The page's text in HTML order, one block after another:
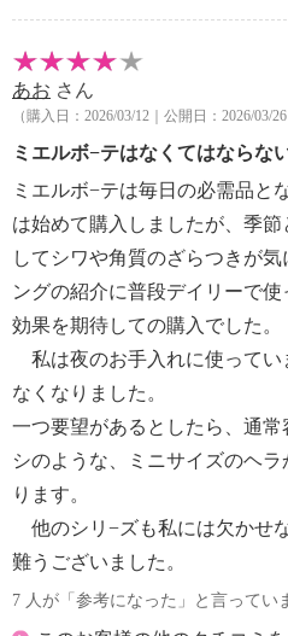
汁、グリセリン、ローヤルゼ
エキス、カミツレ花エキス、
ソメイヨシノ葉エキス、レシ
【使用上の注意事項】
・お肌／唇に合わない場合、
中止して下さい。
・目に入ったときは、直ちに
感が残る場合は、眼科医に相
・使用後は、必ずしっかりフ
・乳幼児の手の届かない場所
・極端に高温又は低温の場所
には保管しないで下さい。
【使用期限の記載】
・なし
【原産国（地）】
・日本製
※パッケージ表示は「口唇・
あお さん
（購入日：2026/03/12｜公開日：2026/03/26
ミエルボ−テはなくてはならな
ミエルボ−テは毎日の必需品と
は始めて購入しましたが、季
してシワや角質のざらつきが
ングの紹介に普段デイリーで
効果を期待しての購入でした
私は夜のお手入れに使ってい
なくなりました。
一つ要望があるとしたら、通
シのような、ミニサイズのヘ
ります。
他のシリ−ズも私には欠かせ
難うございました。
7 人が「参考になった」と言ってい